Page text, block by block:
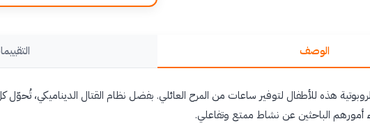
الوصف
هذه للأطفال لتوفير ساعات من المرح العائلي. بفضل نظام القتال الديناميكي، تُحوّل
أمورهم الباحثين عن نشاط ممتع وتفاعلي.